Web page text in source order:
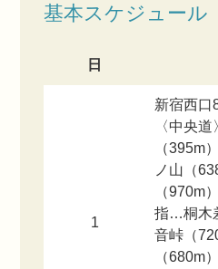
基本スケジュール
日
1
新宿西口
〈中央
（
ノ山（
（
指…桐木
音峠（
（680m